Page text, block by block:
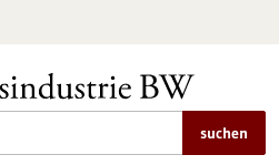
suchen